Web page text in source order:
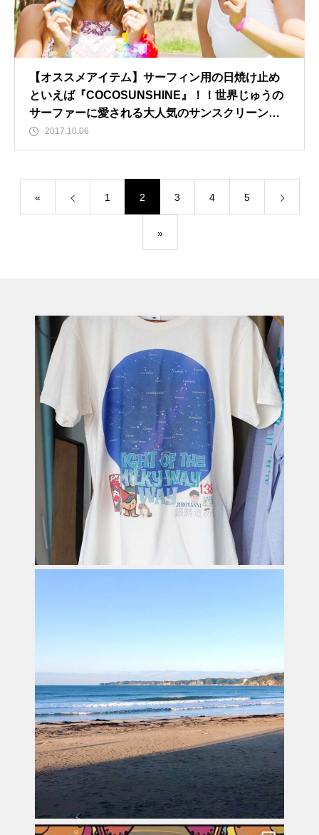
【オススメアイテム】サーフィン用の日焼け止め
といえば『COCOSUNSHINE』！！世界じゅうの
サーファーに愛される大人気のサンスクリーンで
す♪2017.10.06
« 1 2 3 4 5
»